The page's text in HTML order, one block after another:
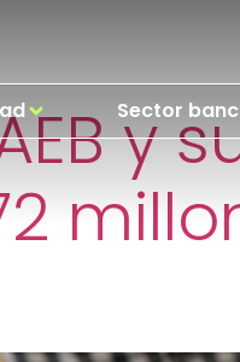
Sector
y